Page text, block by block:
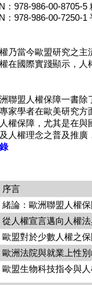
：978-986-00-8705-
：978-986-00-7250-
乃當今歐盟研究之主
在國際實踐顯示，人
盟人權保障一書除了
家學者在歐美研究方
權保障，尤其是在與
人權理念之普及推廣
序言
緒論：歐洲聯盟人權
從人權宣言邁向人權
歐盟對於少數人權之
歐洲法院與就業上性
歐盟生物科技指令與